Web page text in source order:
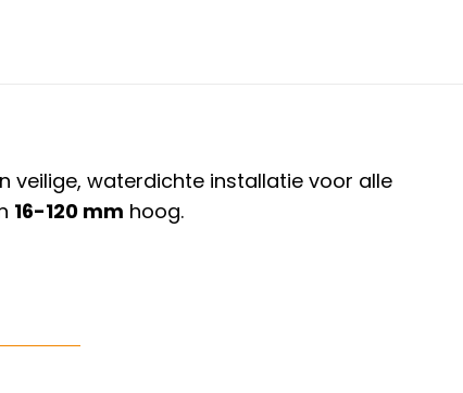
veilige, waterdichte installatie voor alle
16-120 mm hoog.